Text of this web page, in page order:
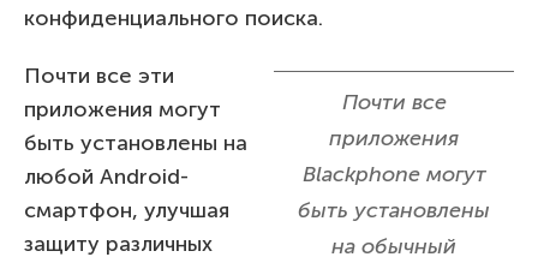
конфиденциального поиска.
Почти все
приложения
Blackphone могут
быть установлены
на обычный
Почти все эти
приложения могут
быть установлены на
любой Android-
смартфон, улучшая
защиту различных